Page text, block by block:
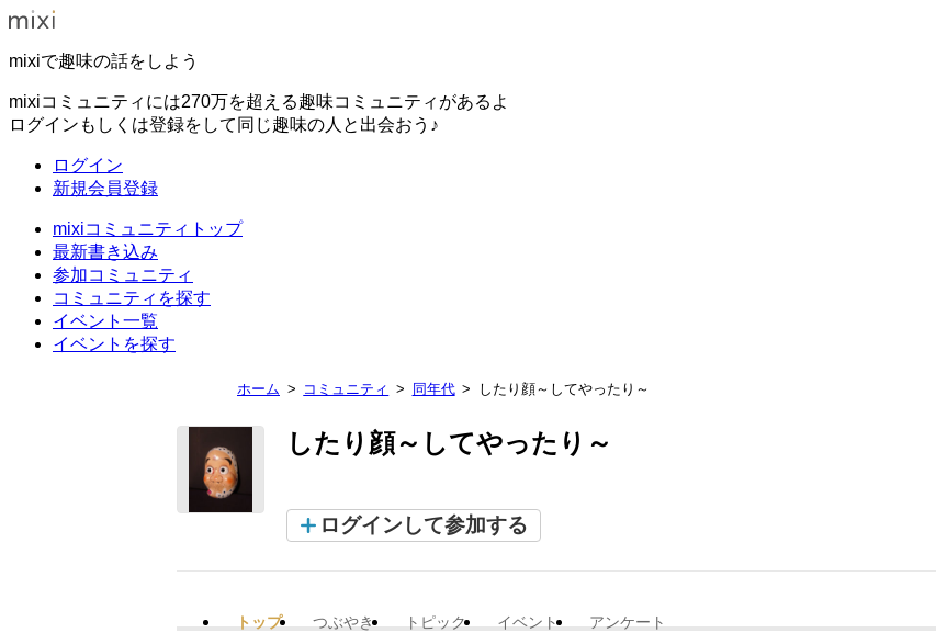
mixiで趣味の話をしよう
mixiコミュニティには270万を超える趣味コミュニティがあるよ
ログインもしくは登録をして同じ趣味の人と出会おう♪
ログイン
新規会員登録
mixiコミュニティトップ
最新書き込み
参加コミュニティ
コミュニティを探す
イベント一覧
イベントを探す
ホーム コミュニティ 同年代 したり顔～してやったり～
したり顔～してやったり～
ログインして参加する
トップ つぶやき トピック イベント アンケート